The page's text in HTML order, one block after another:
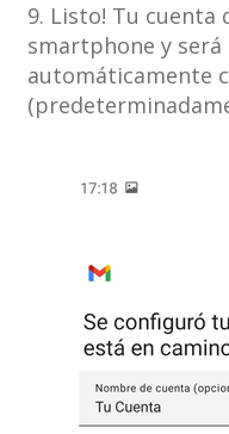
9. Listo! Tu cuenta
smartphone y será
automáticamente